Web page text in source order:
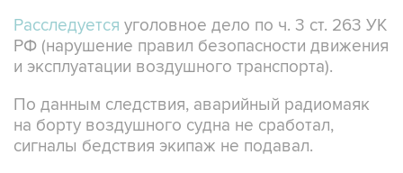
Расследуется уголовное дело по ч. 3 ст. 263 УК
РФ (нарушение правил безопасности движения
и эксплуатации воздушного транспорта).
По данным следствия, аварийный радиомаяк
на борту воздушного судна не сработал,
сигналы бедствия экипаж не подавал.